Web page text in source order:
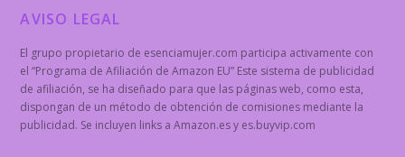
AVISO LEGAL
El grupo propietario de esenciamujer.com participa activamente con
el “Programa de Afiliación de Amazon EU” Este sistema de publicidad
de afiliación, se ha diseñado para que las páginas web, como esta,
dispongan de un método de obtención de comisiones mediante la
publicidad. Se incluyen links a Amazon.es y es.buyvip.com